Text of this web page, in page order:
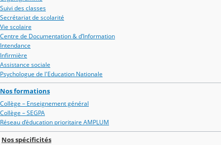
Suivi des classes
Secrétariat de scolarité
Vie scolaire
Centre de Documentation & d’Information
Intendance
Infirmière
Assistance sociale
Psychologue de l'Education Nationale
Nos formations
Collège – Enseignement général
Collège – SEGPA
Réseau d’éducation prioritaire AMPLUM
Nos spécificités